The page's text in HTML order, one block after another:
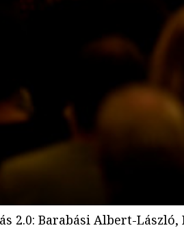
2.0: Barabási Albert-László,